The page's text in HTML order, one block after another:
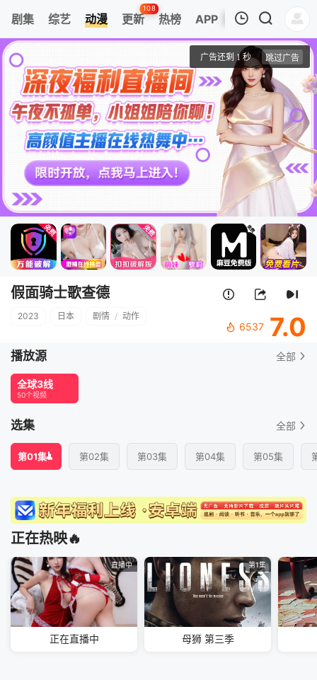
剧集 综艺 动漫 更新
108
热榜 APP
第01集
假面骑士歌查德
清空
假面骑士歌查德
2023 日本 剧情 / 动作
6537 7.0
播放源 全部
全球3线
50个视频
选集 全部
第01集 第02集 第03集 第04集 第05集
正在热映🔥
直播中
正在直播中
第1集
母狮 第三季